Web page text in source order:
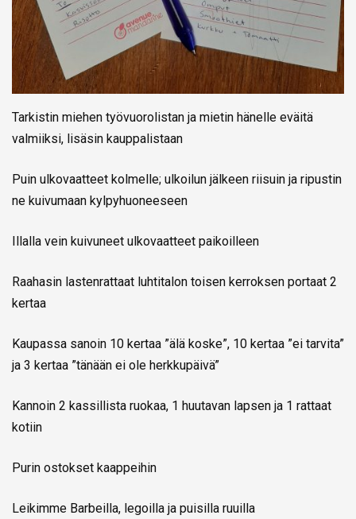
Tarkistin miehen työvuorolistan ja mietin hänelle eväitä
valmiiksi, lisäsin kauppalistaan
Puin ulkovaatteet kolmelle; ulkoilun jälkeen riisuin ja ripustin
ne kuivumaan kylpyhuoneeseen
Illalla vein kuivuneet ulkovaatteet paikoilleen
Raahasin lastenrattaat luhtitalon toisen kerroksen portaat 2
kertaa
Kaupassa sanoin 10 kertaa ”älä koske”, 10 kertaa ”ei tarvita”
ja 3 kertaa ”tänään ei ole herkkupäivä”
Kannoin 2 kassillista ruokaa, 1 huutavan lapsen ja 1 rattaat
kotiin
Purin ostokset kaappeihin
Leikimme Barbeilla, legoilla ja puisilla ruuilla